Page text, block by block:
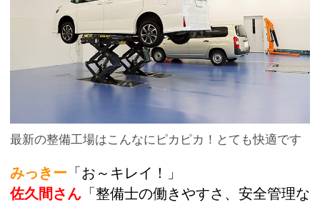
最新の整備工場はこんなにピカピカ！とても快適です
みっきー 「お～キレイ！」
佐久間さん 「整備士の働きやすさ、安全管理な